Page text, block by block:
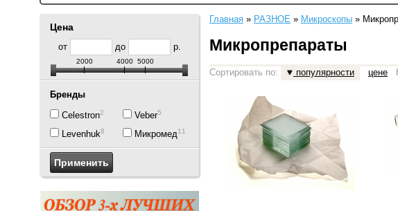
Цена
от до р.
2000 4000 5000
Бренды
Celestron2
Levenhuk8
Veber5
Микромед11
Главная » РАЗНОЕ » Микроскопы »
Микропрепараты
Сортировать по: популярности цене